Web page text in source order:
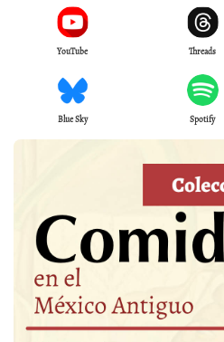
YouTube Threads
Blue Sky Spotify